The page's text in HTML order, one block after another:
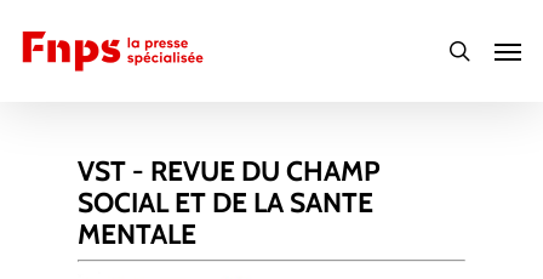
main
search
VST - REVUE DU CHAMP
SOCIAL ET DE LA SANTE
MENTALE